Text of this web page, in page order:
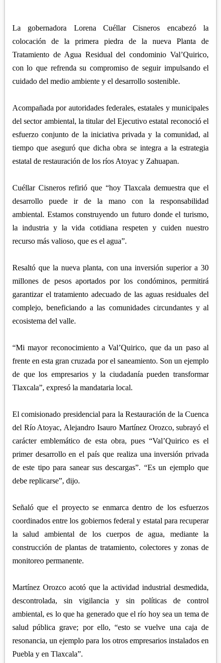
XALOZTOC
PANOTLA
SAN PABLO DEL MONTE
REGIÓN PONIENTE
CALPULALPAN
NANACAMILPA
La gobernadora Lorena Cuéllar Cisneros encabezó la
colocación de la primera piedra de la nueva Planta de
Tratamiento de Agua Residual del condominio Val’Quirico,
con lo que refrenda su compromiso de seguir impulsando el
cuidado del medio ambiente y el desarrollo sostenible.
Acompañada por autoridades federales, estatales y municipales
del sector ambiental, la titular del Ejecutivo estatal reconoció el
esfuerzo conjunto de la iniciativa privada y la comunidad, al
tiempo que aseguró que dicha obra se integra a la estrategia
estatal de restauración de los ríos Atoyac y Zahuapan.
Cuéllar Cisneros refirió que “hoy Tlaxcala demuestra que el
desarrollo puede ir de la mano con la responsabilidad
ambiental. Estamos construyendo un futuro donde el turismo,
la industria y la vida cotidiana respeten y cuiden nuestro
recurso más valioso, que es el agua”.
Resaltó que la nueva planta, con una inversión superior a 30
millones de pesos aportados por los condóminos, permitirá
garantizar el tratamiento adecuado de las aguas residuales del
complejo, beneficiando a las comunidades circundantes y al
ecosistema del valle.
“Mi mayor reconocimiento a Val’Quirico, que da un paso al
frente en esta gran cruzada por el saneamiento. Son un ejemplo
de que los empresarios y la ciudadanía pueden transformar
Tlaxcala”, expresó la mandataria local.
El comisionado presidencial para la Restauración de la Cuenca
del Río Atoyac, Alejandro Isauro Martínez Orozco, subrayó el
carácter emblemático de esta obra, pues “Val’Quirico es el
primer desarrollo en el país que realiza una inversión privada
de este tipo para sanear sus descargas”. “Es un ejemplo que
debe replicarse”, dijo.
Señaló que el proyecto se enmarca dentro de los esfuerzos
coordinados entre los gobiernos federal y estatal para recuperar
la salud ambiental de los cuerpos de agua, mediante la
construcción de plantas de tratamiento, colectores y zonas de
monitoreo permanente.
Martínez Orozco acotó que la actividad industrial desmedida,
descontrolada, sin vigilancia y sin políticas de control
ambiental, es lo que ha generado que el río hoy sea un tema de
salud pública grave; por ello, “esto se vuelve una caja de
resonancia, un ejemplo para los otros empresarios instalados en
Puebla y en Tlaxcala”.